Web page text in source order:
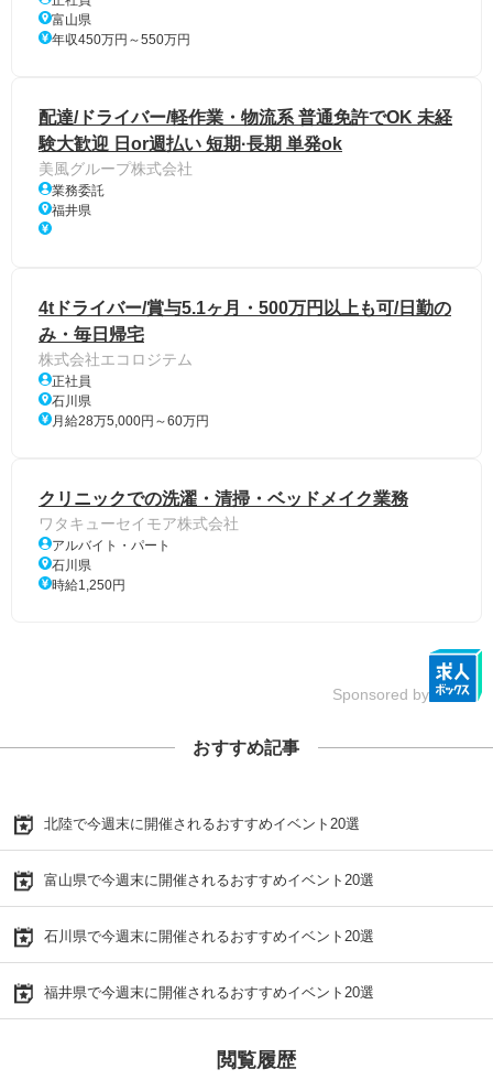
富山県
年収450万円～550万円
配達/ドライバー/軽作業・物流系 普通免許でOK 未経
験大歓迎 日or週払い 短期·長期 単発ok
美風グループ株式会社
業務委託
福井県
4tドライバー/賞与5.1ヶ月・500万円以上も可/日勤の
み・毎日帰宅
株式会社エコロジテム
正社員
石川県
月給28万5,000円～60万円
クリニックでの洗濯・清掃・ベッドメイク業務
ワタキューセイモア株式会社
アルバイト・パート
石川県
時給1,250円
Sponsored by
おすすめ記事
北陸で今週末に開催されるおすすめイベント20選
富山県で今週末に開催されるおすすめイベント20選
石川県で今週末に開催されるおすすめイベント20選
福井県で今週末に開催されるおすすめイベント20選
閲覧履歴